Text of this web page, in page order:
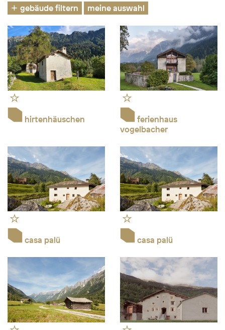
gebäude filtern meine auswahl
hirtenhäuschen
ferienhaus
vogelbacher
casa palü casa palü